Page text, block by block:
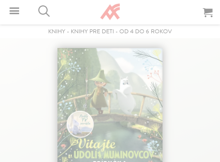
KNIHY - KNIHY PRE DETI - OD 4 DO 6 ROKOV